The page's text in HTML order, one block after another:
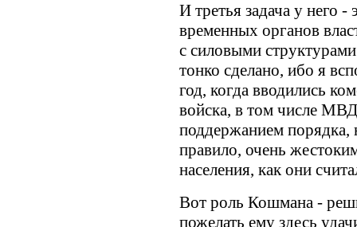
И третья задача у него -
временных органов
с силовыми
тонко сделано, ибо я
год, когда вводились
войска, в том числе
поддержанием порядка,
правило, очень
населения, как они
Вот роль Кошмана -
пожелать ему здесь